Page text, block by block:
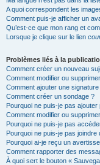
A quoi correspondent les
Comment puis-je afficher un
Qu’est-ce que mon rang et
Lorsque je clique sur le lien
Problèmes liés à la
Comment créer un nouveau
Comment modifier ou
Comment ajouter une
Comment créer un sondage ?
Pourquoi ne puis-je pas ajouter
Comment modifier ou
Pourquoi ne puis-je pas
Pourquoi ne puis-je pas
Pourquoi ai-je reçu un
Comment rapporter des
À quoi sert le bouton «